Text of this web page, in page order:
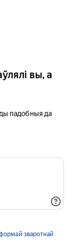
вы, а
падобныя да
зваротнай